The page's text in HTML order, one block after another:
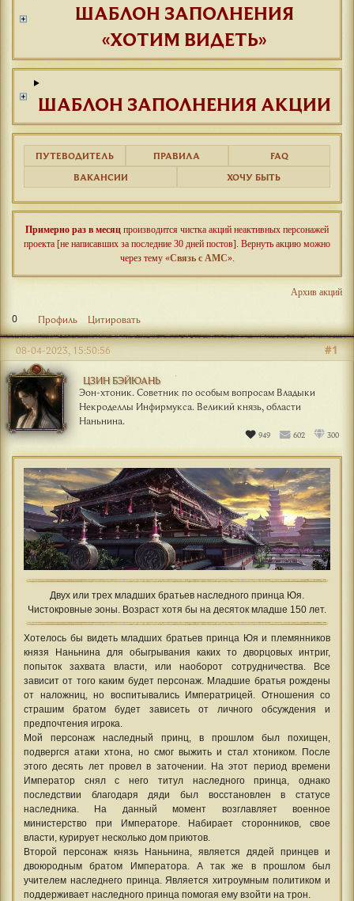
ШАБЛОН ЗАПОЛНЕНИЯ
«ХОТИМ ВИДЕТЬ»
ШАБЛОН ЗАПОЛНЕНИЯ АКЦИИ
ПУТЕВОДИТЕЛЬ ПРАВИЛА
FAQ
ВАКАНСИИ
ХОЧУ БЫТЬ
Примерно раз в месяц производится чистка акций неактивных персонажей
проекта [не написавших за последние 30 дней постов]. Вернуть акцию можно
через тему «Связь с АМС».
Архив акций
0 Профиль Цитировать
ЦЗИН БЭЙЮАНЬ
Эон-хтоник. Советник по особым вопросам Владыки
Некроделлы Инфирмукса. Великий князь, области
Наньнина.
949 602 300
#1
08-04-2023, 15:50:56
Двух или трех младших братьев наследного принца Юя.
Чистокровные эоны. Возраст хотя бы на десяток младше 150 лет.
Хотелось бы видеть младших братьев принца Юя и племянников
князя Наньнина для обыгрывания каких то дворцовых интриг,
попыток захвата власти, или наоборот сотрудничества. Все
зависит от того каким будет персонаж. Младшие братья рождены
от наложниц, но воспитывались Императрицей. Отношения со
страшим братом будет зависеть от личного обсуждения и
предпочтения игрока.
Мой персонаж наследный принц, в прошлом был похищен,
подвергся атаки хтона, но смог выжить и стал хтоником. После
этого десять лет провел в заточении. На этот период времени
Император снял с него титул наследного принца, однако
последствии благодаря дяди был восстановлен в статусе
наследника. На данный момент возглавляет военное
министерство при Императоре. Набирает сторонников, свое
власти, курирует несколько дом приютов.
Второй персонаж князь Наньнина, является дядей принцев и
двоюродным братом Императора. А так же в прошлом был
учителем наследнего принца. Является хитроумным политиком и
поддерживает наследного принца помогая ему взойти на трон.